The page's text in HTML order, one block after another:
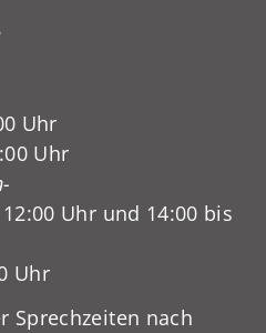
Uhr
Uhr
Uhr und 14:00 bis
Uhr
Sprechzeiten nach